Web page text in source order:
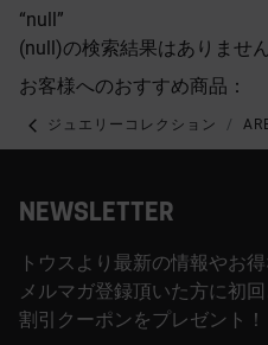
“null”
(null)の検索結果はありませ
お客様へのおすすめ商品：
ジュエリーコレクション
NEWSLETTER
トウスより最新の情報やお
メルマガ登録頂いた方に初
割引クーポンをプレゼント！